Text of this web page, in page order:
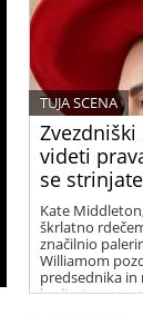
videti
se
TUJA SCENA
Kate
škrlatno
značilnio
Williamom
predsednika in
kraljestvu na